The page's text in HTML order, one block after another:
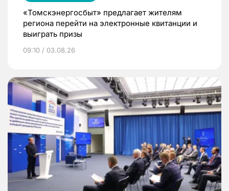
«Томскэнергосбыт» предлагает жителям
региона перейти на электронные квитанции и
выиграть призы
09:10 / 03.08.26